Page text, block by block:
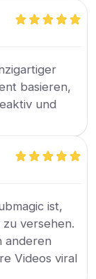
basieren,
und
ist,
versehen.
anderen
Videos viral